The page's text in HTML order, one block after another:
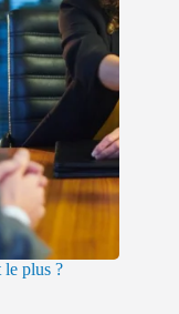
le plus ?